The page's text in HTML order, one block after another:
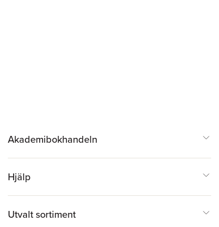
Akademibokhandeln
Hjälp
Utvalt sortiment